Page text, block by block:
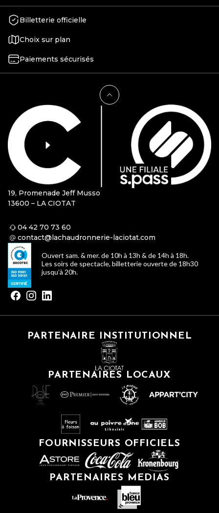
Billetterie officielle
Choix sur plan
Paiements sécurisés
19, Promenade Jeff Musso
13600 – LA CIOTAT
04 42 70 73 60
contact@lachaudronnerie-laciotat.com
Ouvert sam. & mer. de 10h à 13h & de 14h à 18h.
Les soirs de spectacle, billetterie ouverte de 18h30
jusqu’à 20h.
PARTENAIRE INSTITUTIONNEL
PARTENAIRES LOCAUX
FOURNISSEURS OFFICIELS
PARTENAIRES MEDIAS